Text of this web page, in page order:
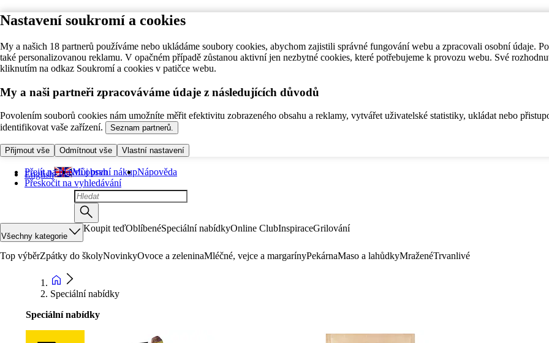
Nastavení soukromí a cookies
My a našich 18 partnerů používáme nebo ukládáme soubory cookies, abychom zajistili správné fungování webu a zpracovali osobní údaje.
také personalizovanou reklamu. V opačném případě zůstanou aktivní jen nezbytné cookies, které potřebujeme k provozu webu. Své
kliknutím na odkaz Soukromí a cookies v patičce webu.
My a naši partneři zpracováváme údaje z následujících důvodů
Povolením souborů cookies nám umožníte měřit efektivitu zobrazeného obsahu a reklamy, vytvářet uživatelské statistiky, ukládat nebo
identifikovat vaše zařízení.
Seznam partnerů.
Přijmout vše Odmítnout vše Vlastní nastavení
Přejít na hlavní obsah
Přeskočit na vyhledávání
English Můj první nákupNápověda
Všechny kategorie
Koupit teďOblíbenéSpeciální nabídkyOnline ClubInspiraceGrilování
Top výběrZpátky do školyNovinkyOvoce a zeleninaMléčné, vejce a margarínyPekárnaMaso a lahůdkyMraženéTrvanlivé
Speciální nabídky
Speciální nabídky